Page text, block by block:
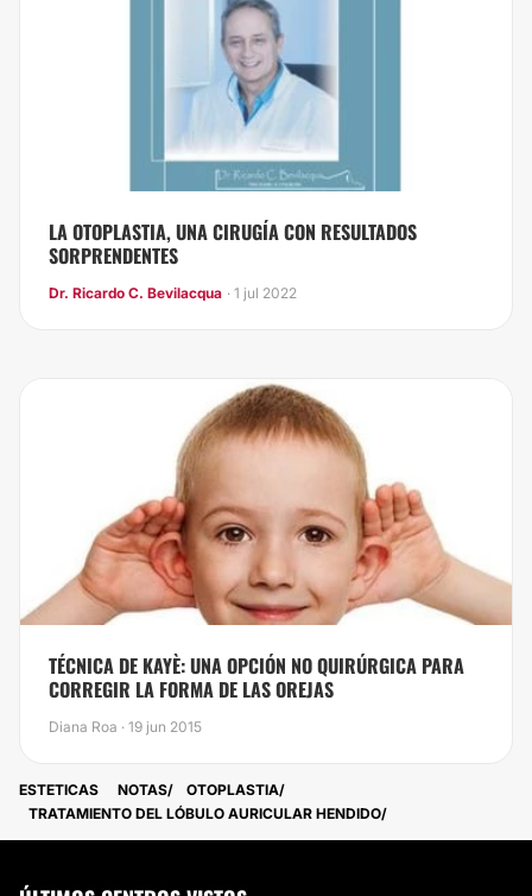
LA OTOPLASTIA, UNA CIRUGÍA CON RESULTADOS
SORPRENDENTES
Dr. Ricardo C. Bevilacqua · 1 jul 2022
TÉCNICA DE KAYÈ: UNA OPCIÓN NO QUIRÚRGICA PARA
CORREGIR LA FORMA DE LAS OREJAS
Diana Roa · 19 jun 2015
ESTETICAS NOTAS
OTOPLASTIA
TRATAMIENTO DEL LÓBULO AURICULAR HENDIDO